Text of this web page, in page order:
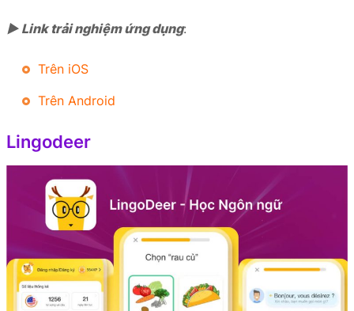
► Link trải nghiệm ứng dụng:
Trên iOS
Trên Android
Lingodeer